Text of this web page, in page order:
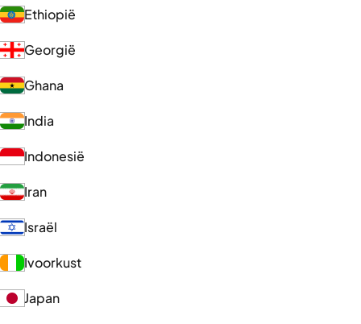
Ethiopië
Georgië
Ghana
India
Indonesië
Iran
Israël
Ivoorkust
Japan